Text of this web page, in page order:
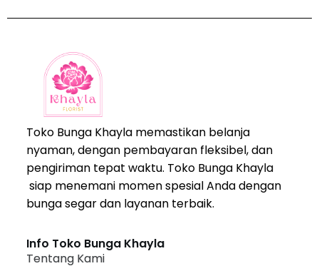
Toko Bunga Khayla memastikan belanja
nyaman, dengan pembayaran fleksibel, dan
pengiriman tepat waktu. Toko Bunga Khayla
siap menemani momen spesial Anda dengan
bunga segar dan layanan terbaik.
Info Toko Bunga Khayla
Tentang Kami